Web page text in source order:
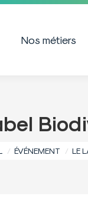
Nos métiers
ici :ÉVÉNEMENT LE